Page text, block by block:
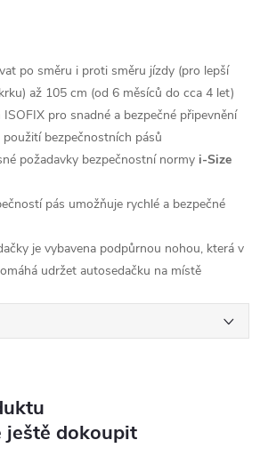
po směru i proti směru jízdy (pro lepší
až 105 cm (od 6 měsíců do cca 4 let)
pro snadné a bezpečné připevnění
použití bezpečnostních pásů
požadavky bezpečnostní normy i-Size
pás umožňuje rychlé a bezpečné
je vybavena podpůrnou nohou, která v
udržet autosedačku na místě
ještě dokoupit